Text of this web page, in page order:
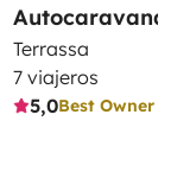
Autocaravana
Terrassa
7 viajeros
5,0Best Owner